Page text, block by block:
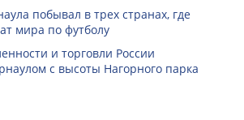
побывал в трех странах, где
мира по футболу
и торговли России
с высоты Нагорного парка